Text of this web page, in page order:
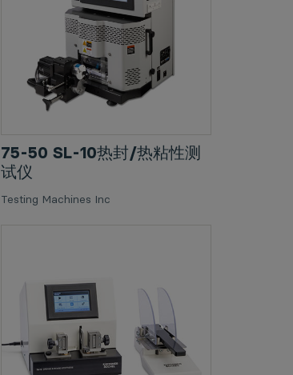
75-50 SL-10热封/热粘性测
试仪
Testing Machines Inc